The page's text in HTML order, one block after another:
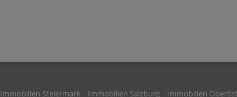
Immobilien Steiermark Immobilien Salzburg Immobilien